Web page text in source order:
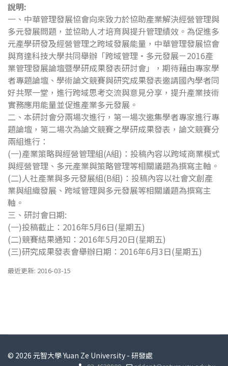
說明:
一、中華管理發展協會向來致力於協助產業解決經營管理與
多元發展問題，並協助人才培育與提升管理績效。為促進多
元產學研發及經營管理之跨域發展能量，中華管理發展協會
與育達科技大學共同舉辦「跨域管理‧多元發展－2016產
業管理發展論壇暨學研成果發表研討會」，期待藉由專家學
者專題論壇、學術論文競賽與研究成果發表邀請國內學者同
好共聚一堂，進行跨域思考交流與意見分享，提升產業技術
實務應用能量並促進產業多元發展。
二、本研討會分兩場次進行，第一場次邀集學者專家進行專
題論壇，第二場次為論文競賽之學研成果發表，論文競賽分
兩組進行：
(一)產業策略與經營管理組(A組)：投稿內容以跨域商業模式
與經營管理、多元產業與策略管理等相關議題為撰寫主軸。
(二)人社產業與多元發展組(B組)：投稿內容以社會文創產
業與組織發展、跨域管理與多元發展等相關議題為撰寫主
軸。
三、研討會日期:
(一)投稿截止：2016年5月6日(星期五)
(二)競賽結果通知：2016年5月20日(星期五)
(三)研究成果發表會舉辦日期：2016年6月3日(星期五)
最近更新: 2016-03-15
© 2026 元智大學 Yuan Ze University - 研發處